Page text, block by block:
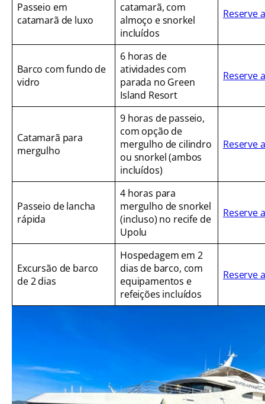
Passeio em
catamarã de luxo
catamarã, com
almoço e snorkel
incluídos
Reserve
Barco com fundo de
vidro
6 horas de
atividades com
parada no Green
Island Resort
Reserve
Catamarã para
mergulho
9 horas de passeio,
com opção de
mergulho de cilindro
ou snorkel (ambos
incluídos)
Reserve
Passeio de lancha
rápida
4 horas para
mergulho de snorkel
(incluso) no recife de
Upolu
Reserve
Excursão de barco
de 2 dias
Hospedagem em 2
dias de barco, com
equipamentos e
refeições incluídos
Reserve